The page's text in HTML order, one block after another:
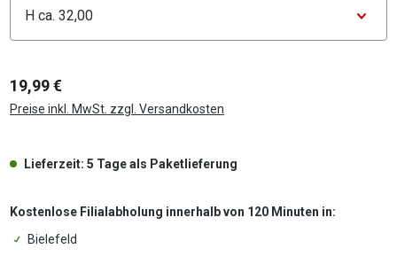
19,99 €
Preise inkl. MwSt. zzgl. Versandkosten
Lieferzeit: 5 Tage als Paketlieferung
Kostenlose Filialabholung innerhalb von 120 Minuten in:
Bielefeld